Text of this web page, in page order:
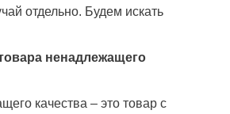
отдельно. Будем искать
ненадлежащего
качества – это товар с